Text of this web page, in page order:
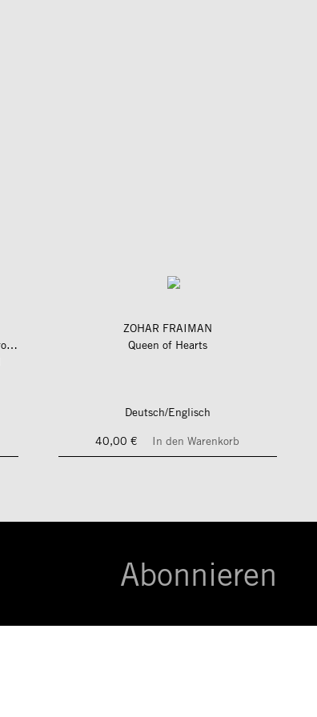
längs und quer zum fluss – along and across the river
ZOHAR FRAIMAN
Queen of Hearts
Deutsch/Englisch
40,00 €
In den Warenkorb
Abonnieren